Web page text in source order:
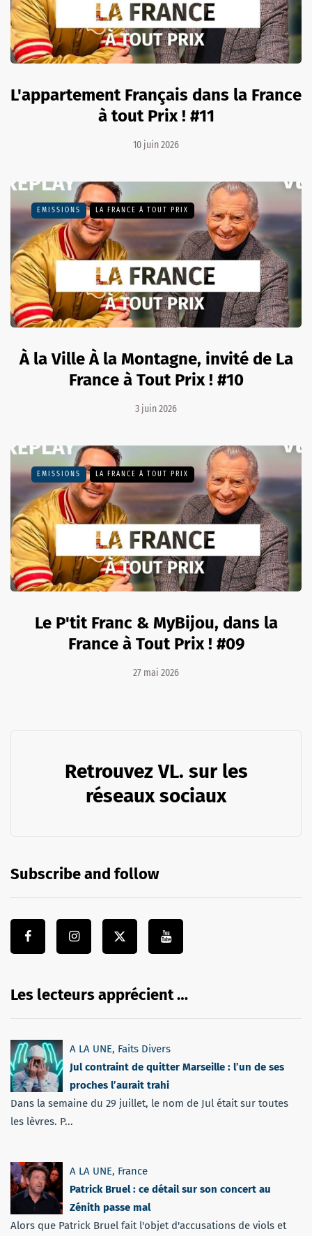
L'appartement Français dans la France
à tout Prix ! #11
10 juin 2026
EMISSIONS LA FRANCE À TOUT PRIX
À la Ville À la Montagne, invité de La
France à Tout Prix ! #10
3 juin 2026
EMISSIONS LA FRANCE À TOUT PRIX
Le P'tit Franc & MyBijou, dans la
France à Tout Prix ! #09
27 mai 2026
Retrouvez VL. sur les
réseaux sociaux
Subscribe and follow
Les lecteurs apprécient …
A LA UNE, Faits Divers
Jul contraint de quitter Marseille : l’un de ses
proches l’aurait trahi
Dans la semaine du 29 juillet, le nom de Jul était sur toutes
les lèvres. P...
A LA UNE, France
Patrick Bruel : ce détail sur son concert au
Zénith passe mal
Alors que Patrick Bruel fait l'objet d'accusations de viols et